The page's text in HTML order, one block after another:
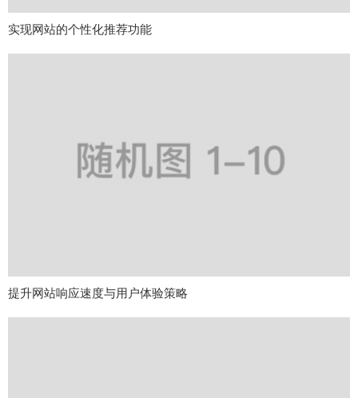
实现网站的个性化推荐功能
提升网站响应速度与用户体验策略